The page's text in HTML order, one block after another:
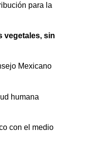
para la
vegetales, sin
Mexicano
humana
con el medio